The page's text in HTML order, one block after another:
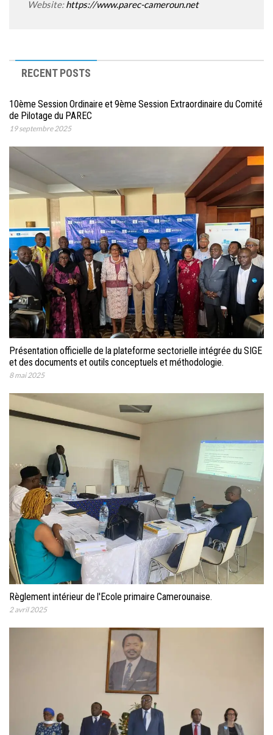
Website:https://www.parec-cameroun.net
RECENT POSTS
10ème Session Ordinaire et 9ème Session Extraordinaire du Comité
de Pilotage du PAREC
19 septembre 2025
Présentation officielle de la plateforme sectorielle intégrée du SIGE
et des documents et outils conceptuels et méthodologie.
8 mai 2025
Règlement intérieur de l'Ecole primaire Camerounaise.
2 avril 2025